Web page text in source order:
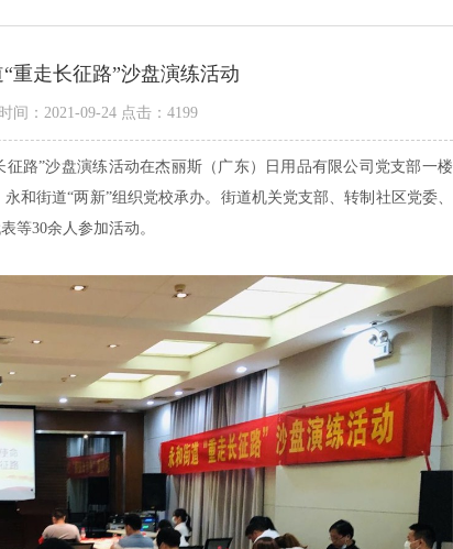
重走长征路”沙盘演练活动
间：2021-09-24 点击：4199
路”沙盘演练活动在杰丽斯（广东）日用品有限公司党支部一楼
和街道“两新”组织党校承办。街道机关党支部、转制社区党委、
等30余人参加活动。